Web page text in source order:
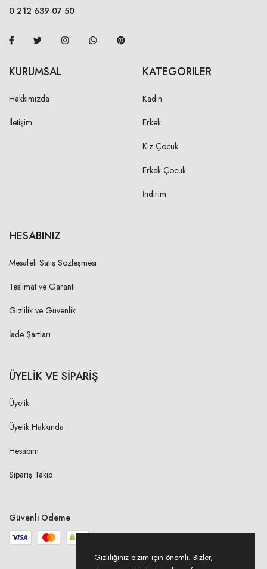
0 212 639 07 50
KURUMSAL
Hakkımızda
İletişim
KATEGORILER
Kadın
Erkek
Kız Çocuk
Erkek Çocuk
İndirim
HESABINIZ
Mesafeli Satış Sözleşmesi
Teslimat ve Garanti
Gizlilik ve Güvenlik
İade Şartları
ÜYELİK VE SİPARİŞ
Üyelik
Üyelik Hakkında
Hesabım
Sipariş Takip
Güvenli Ödeme
Gizliliğiniz bizim için önemli. Bizler,